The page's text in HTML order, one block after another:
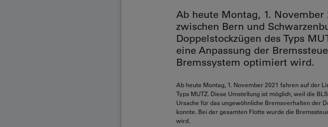
Ab heute Montag, 1.
zwischen Bern und
Doppelstockzügen des Typs
eine Anpassung der
Bremssystem optimiert wird.
Ab heute Montag, 1. November 2021 fahren auf der
Typs MUTZ. Diese Umstellung ist möglich, weil die
Ursache für das ungewöhnliche Bremsverhalten der
konnte. Bei der gesamten Flotte wurde die
wird.